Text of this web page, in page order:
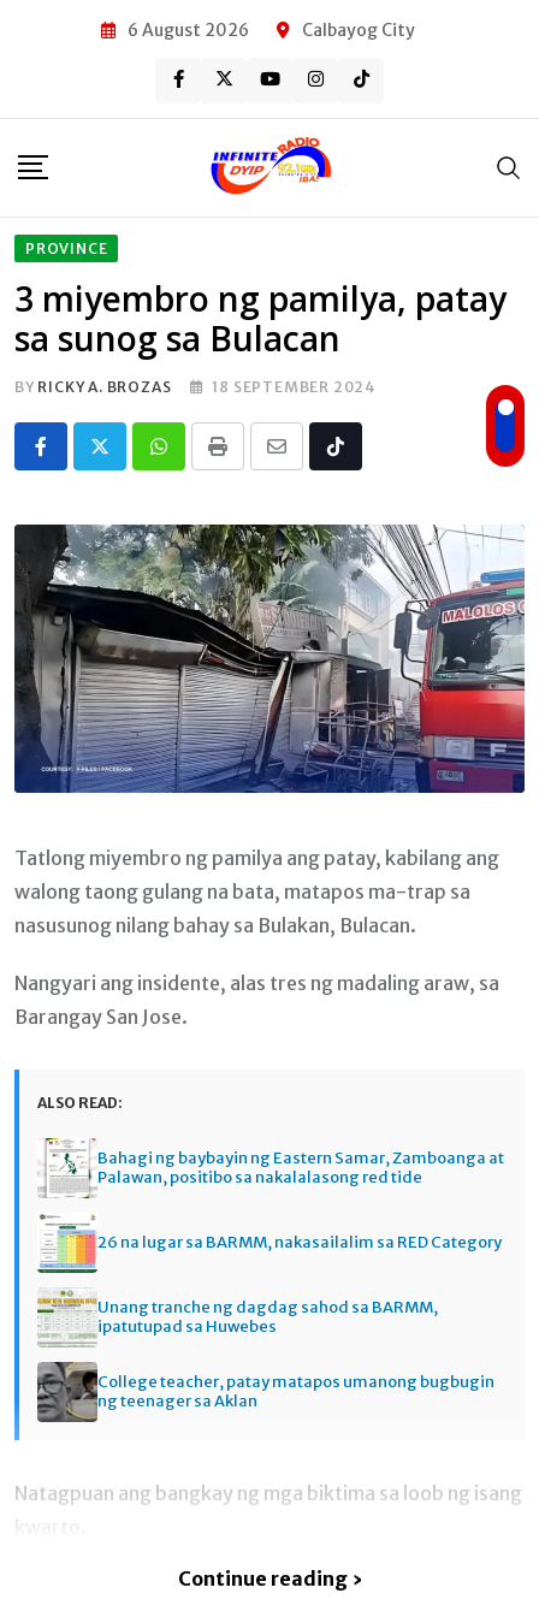
6 August 2026 Calbayog City
PROVINCE
3 miyembro ng pamilya, patay
sa sunog sa Bulacan
BY RICKY A. BROZAS 18 SEPTEMBER 2024
Whatsapp
Print
Share
Email
Tiktok
Tatlong miyembro ng pamilya ang patay, kabilang ang
walong taong gulang na bata, matapos ma-trap sa
nasusunog nilang bahay sa Bulakan, Bulacan.
Nangyari ang insidente, alas tres ng madaling araw, sa
Barangay San Jose.
ALSO READ:
Bahagi ng baybayin ng Eastern Samar, Zamboanga at
Palawan, positibo sa nakalalasong red tide
26 na lugar sa BARMM, nakasailalim sa RED Category
Unang tranche ng dagdag sahod sa BARMM,
ipatutupad sa Huwebes
College teacher, patay matapos umanong bugbugin
ng teenager sa Aklan
Natagpuan ang bangkay ng mga biktima sa loob ng isang
kwarto.
Continue reading ›